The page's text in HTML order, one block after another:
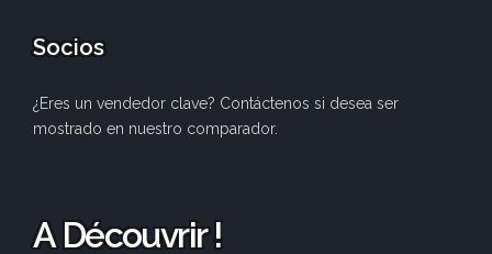
Socios
¿Eres un vendedor clave? Contáctenos si desea ser
mostrado en nuestro comparador.
A Découvrir !